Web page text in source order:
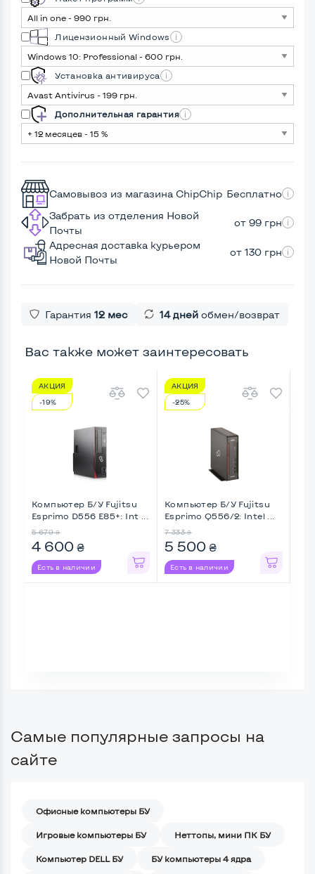
Лицензионный Windows
Установка антивируса
Дополнительная гарантия
Самовывоз из магазина ChipChip Бесплатно
Забрать из отделения Новой
Почты
от 99 грн
Адресная доставка курьером
Новой Почты
от 130 грн
Гарантия 12 мес 14 дней обмен/возврат
Вас также может заинтересовать
АКЦИЯ
-19%
Компьютер Б/У Fujitsu
Esprimo D556 E85+: Int ...
5 679 ₴
4 600 ₴
Есть в наличии
АКЦИЯ
-25%
Компьютер Б/У Fujitsu
Esprimo Q556/2: Intel ...
7 333 ₴
5 500 ₴
Есть в наличии
Самые популярные запросы на
сайте
Офисные компьютеры БУ
Игровые компьютеры БУ Неттопы, мини ПК БУ
Компьютер DELL БУ БУ компьютеры 4 ядра